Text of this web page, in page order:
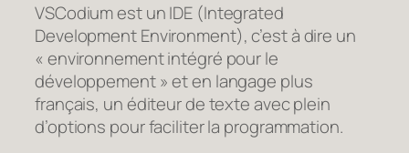
VSCodium est un IDE (Integrated
Development Environment), c’est à dire un
« environnement intégré pour le
développement » et en langage plus
français, un éditeur de texte avec plein
d’options pour faciliter la programmation.